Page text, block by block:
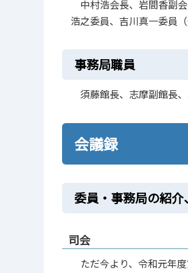
中村浩会長、岩間香副
浩之委員、吉川真一委員
事務局職員
須藤館長、志摩副館長
会議録
委員・事務局の紹
司会
ただ今より、令和元年